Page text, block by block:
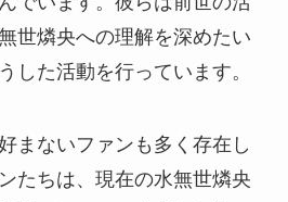
世燐央への理解を深めたい
した活動を行っています。
まないファンも多く存在し
たちは、現在の水無世燐央